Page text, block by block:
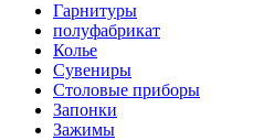
Гарнитуры
полуфабрикат
Колье
Сувениры
Столовые приборы
Запонки
Зажимы